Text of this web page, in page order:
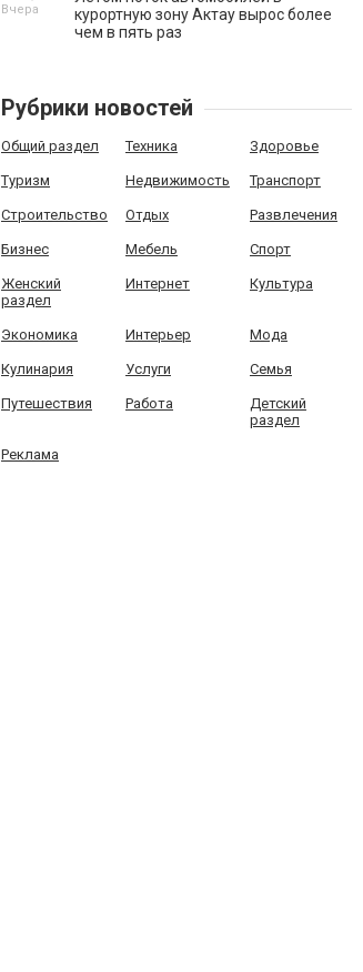
курортную зону Актау вырос более
чем в пять раз
Вчера
Рубрики новостей
Общий раздел Техника Здоровье
Туризм Недвижимость Транспорт
Строительство Отдых Развлечения
Бизнес Мебель Спорт
Женский
раздел
Интернет Культура
Экономика Интерьер Мода
Кулинария Услуги Семья
Путешествия Работа
Детский
раздел
Реклама